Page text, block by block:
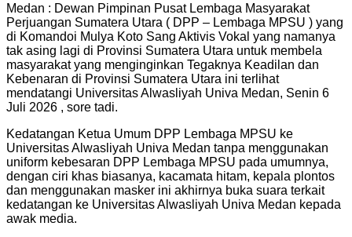
Medan : Dewan Pimpinan Pusat Lembaga Masyarakat
Perjuangan Sumatera Utara ( DPP – Lembaga MPSU ) yang
di Komandoi Mulya Koto Sang Aktivis Vokal yang namanya
tak asing lagi di Provinsi Sumatera Utara untuk membela
masyarakat yang menginginkan Tegaknya Keadilan dan
Kebenaran di Provinsi Sumatera Utara ini terlihat
mendatangi Universitas Alwasliyah Univa Medan, Senin 6
Juli 2026 , sore tadi.
Kedatangan Ketua Umum DPP Lembaga MPSU ke
Universitas Alwasliyah Univa Medan tanpa menggunakan
uniform kebesaran DPP Lembaga MPSU pada umumnya,
dengan ciri khas biasanya, kacamata hitam, kepala plontos
dan menggunakan masker ini akhirnya buka suara terkait
kedatangan ke Universitas Alwasliyah Univa Medan kepada
awak media.